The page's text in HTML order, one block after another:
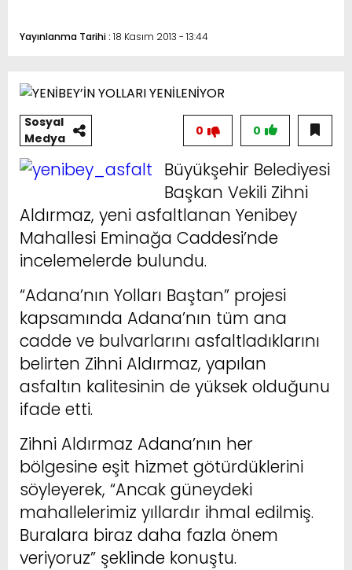
Yayınlanma Tarihi : 18 Kasım 2013 - 13:44
Sosyal
Medya
0
0
Büyükşehir Belediyesi
Başkan Vekili Zihni
Aldırmaz, yeni asfaltlanan Yenibey
Mahallesi Eminağa Caddesi’nde
incelemelerde bulundu.
“Adana’nın Yolları Baştan” projesi
kapsamında Adana’nın tüm ana
cadde ve bulvarlarını asfaltladıklarını
belirten Zihni Aldırmaz, yapılan
asfaltın kalitesinin de yüksek olduğunu
ifade etti.
Zihni Aldırmaz Adana’nın her
bölgesine eşit hizmet götürdüklerini
söyleyerek, “Ancak güneydeki
mahallelerimiz yıllardır ihmal edilmiş.
Buralara biraz daha fazla önem
veriyoruz” şeklinde konuştu.